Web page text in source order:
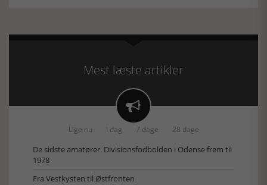
Mest læste artikler

Lige nu I dag 7 dage 28 dage
De sidste amatører. Divisionsfodbolden i Odense frem til
1978
Fra Vestkysten til Østfronten